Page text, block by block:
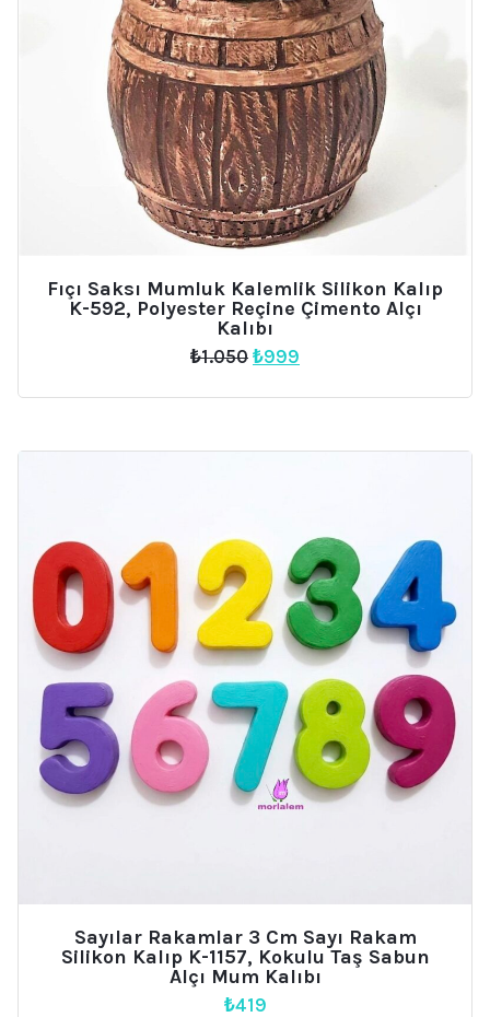
Fıçı Saksı Mumluk Kalemlik Silikon Kalıp
K-592, Polyester Reçine Çimento Alçı
Kalıbı
₺1.050 Orijinal
₺1.050.
₺999
fiyat:
Sayılar Rakamlar 3 Cm Sayı Rakam
Silikon Kalıp K-1157, Kokulu Taş Sabun
Alçı Mum Kalıbı
₺419